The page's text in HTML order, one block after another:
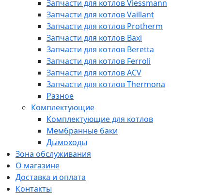
Запчасти для котлов Viessmann
Запчасти для котлов Vaillant
Запчасти для котлов Protherm
Запчасти для котлов Baxi
Запчасти для котлов Beretta
Запчасти для котлов Ferroli
Запчасти для котлов ACV
Запчасти для котлов Thermona
Разное
Комплектующие
Комплектующие для котлов
Мембранные баки
Дымоходы
Зона обслуживания
О магазине
Доставка и оплата
Контакты